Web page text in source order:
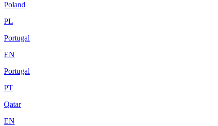
Poland
PL
Portugal
EN
Portugal
PT
Qatar
EN